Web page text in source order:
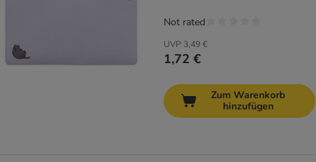
UVP 3,49 €
1,72 €
Not rated
Zum Warenkorb
hinzufügen